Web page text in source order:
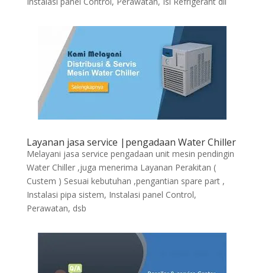
Layanan jasa service |pengadaan Water Chiller
Melayani jasa service pengadaan unit mesin pendingin
Water Chiller ,juga menerima Layanan Perakitan (
Custem ) Sesuai kebutuhan ,pengantian spare part ,
Instalasi pipa sistem, Instalasi panel Control,
Perawatan, dsb